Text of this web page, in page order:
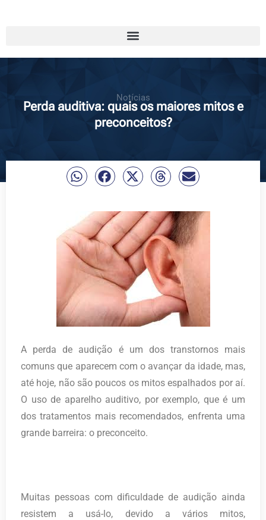
Notícias
Perda auditiva: quais os maiores mitos e
preconceitos?
A perda de audição é um dos transtornos mais
comuns que aparecem com o avançar da idade, mas,
até hoje, não são poucos os mitos espalhados por aí.
O uso de aparelho auditivo, por exemplo, que é um
dos tratamentos mais recomendados, enfrenta uma
grande barreira: o preconceito.
Muitas pessoas com dificuldade de audição ainda
resistem a usá-lo, devido a vários mitos,